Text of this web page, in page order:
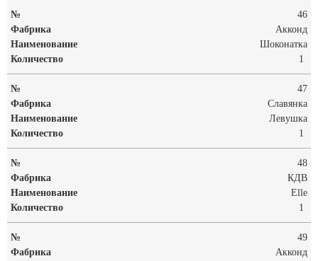
46
Акконд
Шоконатка
1
47
Славянка
Левушка
1
48
КДВ
Elle
1
49
Акконд